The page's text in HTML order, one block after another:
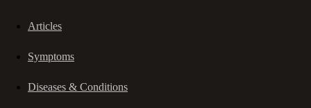
Articles
Symptoms
Diseases & Conditions